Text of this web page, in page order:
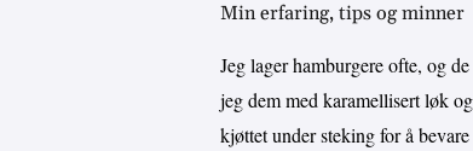
Min erfaring, tips og minner
Jeg lager hamburgere ofte, og
jeg dem med karamellisert løk
kjøttet under steking for å